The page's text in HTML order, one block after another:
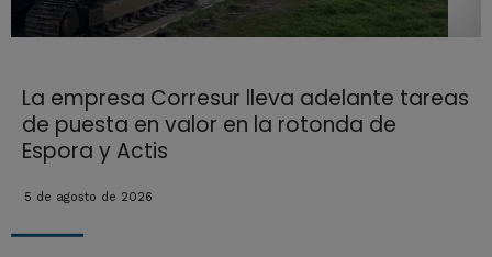
La empresa Corresur lleva adelante tareas
de puesta en valor en la rotonda de
Espora y Actis
5 de agosto de 2026